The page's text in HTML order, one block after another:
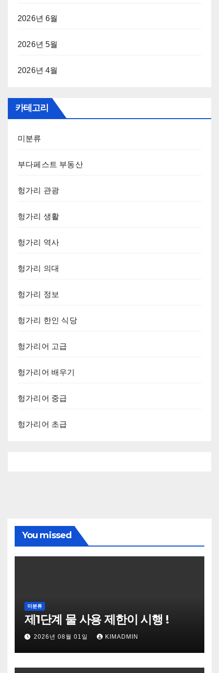
2026년 6월
2026년 5월
2026년 4월
카테고리
미분류
부다페스트 부동산
헝가리 관광
헝가리 생활
헝가리 역사
헝가리 의대
헝가리 정보
헝가리 한인 식당
헝가리어 고급
헝가리어 배우기
헝가리어 중급
헝가리어 초급
You missed
미분류
제1단계 물 사용 제한이 시행 !
2026년 08월 01일 KIMADMIN